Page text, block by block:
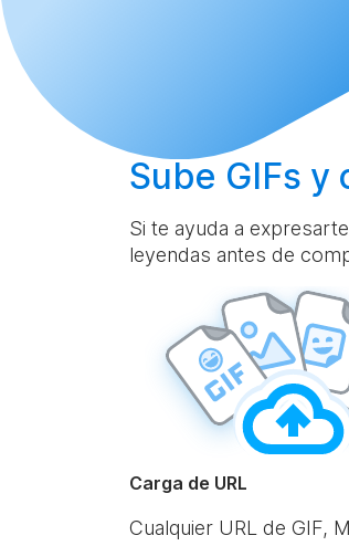
Sube GIFs y
Si te ayuda a
leyendas antes de
Carga de URL
Cualquier URL de GIF,